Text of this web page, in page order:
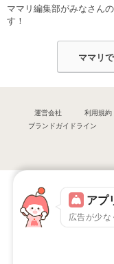
アプ
広告が少な
ママリ編集部がみなさん
す！
ママリ
運営会社 利用規約
ブランドガイドライン